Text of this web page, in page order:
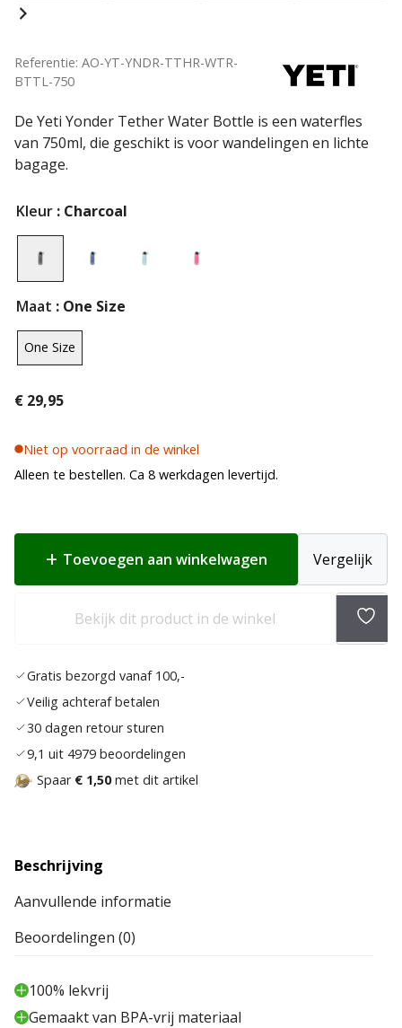
Referentie: AO-YT-YNDR-TTHR-WTR-
BTTL-750
De Yeti Yonder Tether Water Bottle is een waterfles
van 750ml, die geschikt is voor wandelingen en lichte
bagage.
Kleur : Charcoal
Maat : One Size
One Size
€ 29,95
Niet op voorraad in de winkel
Alleen te bestellen. Ca 8 werkdagen levertijd.
Toevoegen aan winkelwagen Vergelijk
Bekijk dit product in de winkel
Gratis bezorgd vanaf 100,-
Veilig achteraf betalen
30 dagen retour sturen
9,1 uit 4979 beoordelingen
Spaar € 1,50met dit artikel
Beschrijving
Aanvullende informatie
Beoordelingen (0)
100% lekvrij
Gemaakt van BPA-vrij materiaal